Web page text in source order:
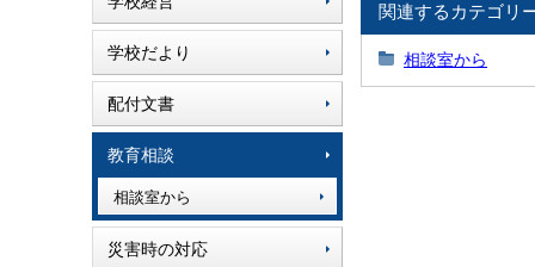
学校だより
配付文書
教育相談
相談室から
災害時の対応
関連するカテゴリ
相談室から